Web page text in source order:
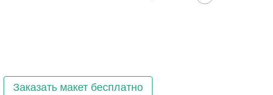
Заказать макет бесплатно